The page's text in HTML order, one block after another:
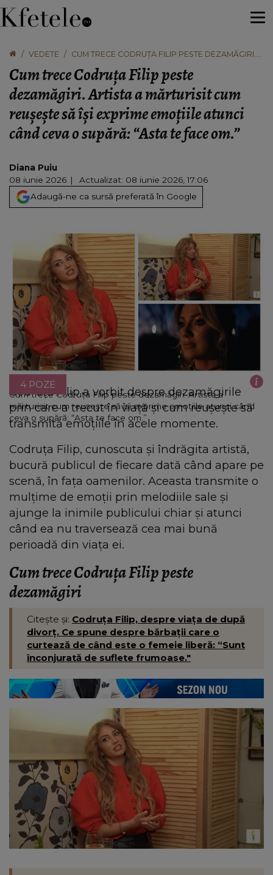
VEDETE
CUM TRECE CODRUȚA FILIP PESTE DEZAMĂGIRI.
EXPRIME EMOȚIILE ATUNCI CÂND CEVA O
SUPĂRĂ: “ASTA TE FACE OM.”
Cum trece Codruța Filip peste
dezamăgiri. Artista a mărturisit cum
reușește să își exprime emoțiile atunci
când ceva o supără: “Asta te face om.”
Diana Puiu
08 iunie 2026
Actualizat: 08 iunie 2026, 17:06
Adaugă-ne ca sursă preferată în Google
Cum trece Codruța Filip peste dezamăgiri. Artista a
mărturisit cum reușește să își exprime emoțiile atunci când
ceva o supără: “Asta te face om.”
4 POZE
Codruța Filip a vorbit despre dezamăgirile
prin care a trecut în viață și cum reușește să
transmită emoțiile în acele momente.
Codruța Filip, cunoscuta și îndrăgita artistă,
bucură publicul de fiecare dată când apare pe
scenă, în fața oamenilor. Aceasta transmite o
mulțime de emoții prin melodiile sale și
ajunge la inimile publicului chiar și atunci
când ea nu traversează cea mai bună
perioadă din viața ei.
Cum trece Codruța Filip peste
dezamăgiri
Citește și: Codruța Filip, despre viața de după
divorț. Ce spune despre bărbații care o
curtează de când este o femeie liberă: “Sunt
înconjurată de suflete frumoase."